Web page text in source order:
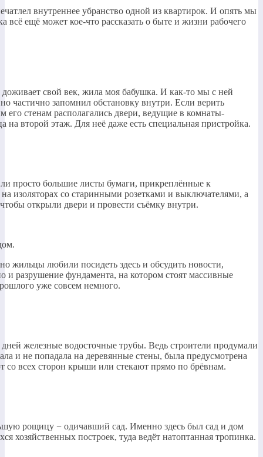
внутреннее убранство одной из квартирок. И опять мы
всё ещё может кое-что рассказать о быте и жизни рабочего
свой век, жила моя бабушка. И как-то мы с ней
частично запомнил обстановку внутри. Если верить
стенам располагались двери, ведущие в комнаты-
на второй этаж. Для неё даже есть специальная пристройка.
просто большие листы бумаги, прикреплённые к
изоляторах со старинными розетками и выключателями, а
открыли двери и провести съёмку внутри.
жильцы любили посидеть здесь и обсудить новости,
и разрушение фундамента, на котором стоят массивные
уже совсем немного.
железные водосточные трубы. Ведь строители продумали
и не попадала на деревянные стены, была предусмотрена
со всех сторон крыши или стекают прямо по брёвнам.
рощицу − одичавший сад. Именно здесь был сад и дом
хозяйственных построек, туда ведёт натоптанная тропинка.